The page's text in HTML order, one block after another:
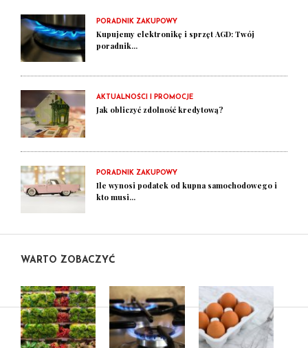
PORADNIK ZAKUPOWY
Kupujemy elektronikę i sprzęt AGD: Twój
poradnik...
AKTUALNOŚCI I PROMOCJE
Jak obliczyć zdolność kredytową?
PORADNIK ZAKUPOWY
Ile wynosi podatek od kupna samochodowego i
kto musi...
WARTO ZOBACZYĆ